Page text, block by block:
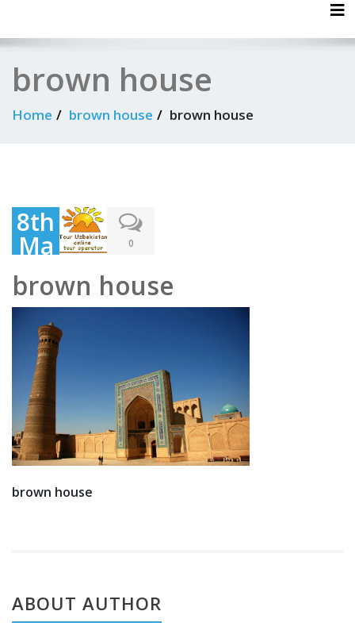
brown house
Home brown house brown house
8th
Ma
rch
202
4
0
brown house
brown house
ABOUT AUTHOR